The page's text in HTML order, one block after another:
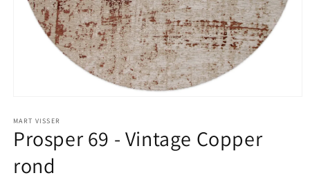
MART VISSER
Prosper 69 - Vintage Copper
rond